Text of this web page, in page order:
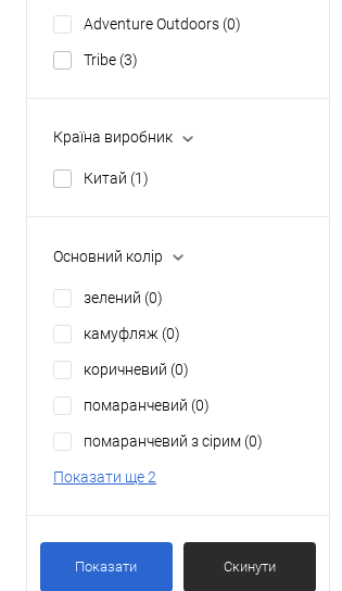
Adventure Outdoors (0)
Tribe (3)
Країна виробник
Китай (1)
Основний колір
зелений (0)
камуфляж (0)
коричневий (0)
помаранчевий (0)
помаранчевий з сірим (0)
Показати ще 2
Показати Скинути